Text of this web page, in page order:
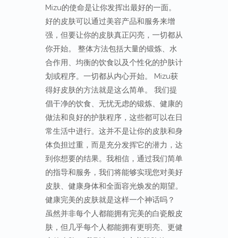
Mizu的使命是让你发挥出最好的一面。
好的皮肤可以通过美容产品和服务来增
强，但要让你的皮肤真正闪亮，一切都从
你开始。 整体方法包括大量的锻炼、水
合作用、均衡的饮食以及个性化的护肤计
划或程序。一切都从内心开始。 Mizu获
得好皮肤的方法就是这么简单。 我们提
倡干净的饮食、无忧无虑的锻炼、健康的
做法和良好的护肤程序，这些都可以在日
常生活中进行。这并不是让你的皮肤和身
体负担过重，而是充分发挥它的潜力，达
到你想要的结果。我相信，通过我们简单
的指导和服务，我们将能够实现您对美好
皮肤、健康身体和全面容光焕发的期望。
健康完美的皮肤就是这样一个神话吗？
虽然并非每个人都能拥有完美的白瓷般皮
肤，但几乎每个人都能拥有更明亮、更健